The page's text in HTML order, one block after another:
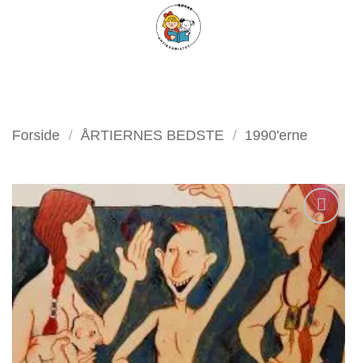
FILTER
Forside / ÅRTIERNES BEDSTE / 1990'erne
Tilføj
som
favorit